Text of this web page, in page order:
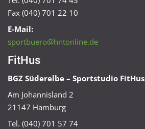
Fax (040) 701 22 10
E-Mail:
sportbuero@hntonline.de
FitHus
BGZ Süderelbe – Sportstudio FitHus
Am Johannisland 2
21147 Hamburg
Tel. (040) 701 57 74